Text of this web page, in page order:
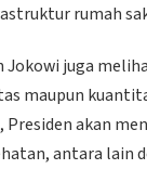
rumah
Jokowi juga
maupun
Presiden akan
antara lain